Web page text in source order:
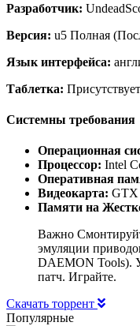
Разработчик:
Версия: u5 Полная
Язык интерфейса:
Таблетка: Присутствует
Системны требования
Операционная
Процессор: Intel
Оперативная
Видеокарта: GTX
Памяти на
Важно
эмуляции
DAEMON Tools).
патч. Играйте.
Скачать торрент
Популярные